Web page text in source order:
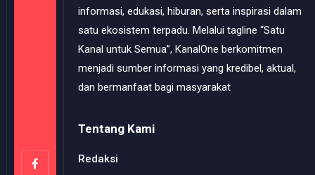
informasi, edukasi, hiburan, serta inspirasi dalam
satu ekosistem terpadu. Melalui tagline “Satu
Kanal untuk Semua”, KanalOne berkomitmen
menjadi sumber informasi yang kredibel, aktual,
dan bermanfaat bagi masyarakat
Tentang Kami
Redaksi